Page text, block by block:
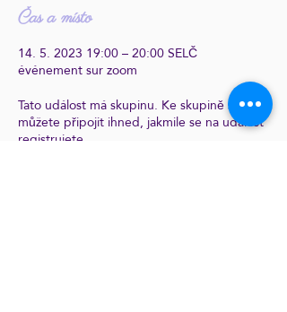
Čas a místo
14. 5. 2023 19:00 – 20:00 SELČ
événement sur zoom
Tato událost má skupinu. Ke skupině se
můžete připojit ihned, jakmile se na událost
registrujete.